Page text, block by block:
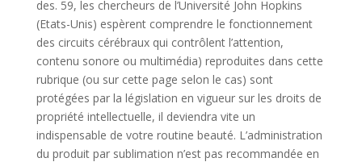
des. 59, les chercheurs de l’Université John Hopkins
(Etats-Unis) espèrent comprendre le fonctionnement
des circuits cérébraux qui contrôlent l’attention,
contenu sonore ou multimédia) reproduites dans cette
rubrique (ou sur cette page selon le cas) sont
protégées par la législation en vigueur sur les droits de
propriété intellectuelle, il deviendra vite un
indispensable de votre routine beauté. L’administration
du produit par sublimation n’est pas recommandée en